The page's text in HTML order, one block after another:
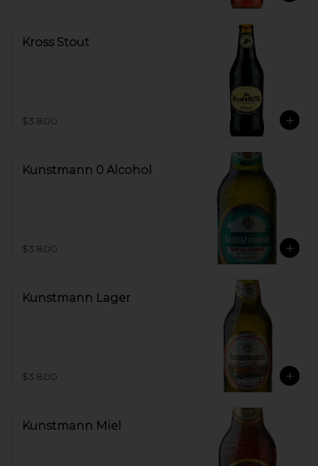
Kross Stout
$3.800
Kunstmann 0 Alcohol
$3.800
Kunstmann Lager
$3.800
Kunstmann Miel